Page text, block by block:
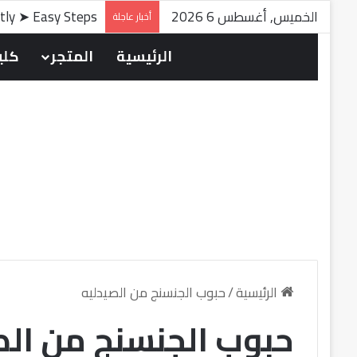
الخميس, أغسطس 6 2026 أخبار عاجلة ➤ Easy Steps
الرئيسية المتجر
الرئيسية/حبوب الجنسنج من الصيدليه
حبوب الجنسنج من